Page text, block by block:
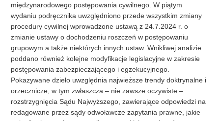
międzynarodowego postępowania cywilnego. W piątym
wydaniu podręcznika uwzględniono przede wszystkim zmiany
procedury cywilnej wprowadzone ustawą z 24.7.2024 r. o
zmianie ustawy o dochodzeniu roszczeń w postępowaniu
grupowym a także niektórych innych ustaw. Wnikliwej analizie
poddano również kolejne modyfikacje legislacyjne w zakresie
postępowania zabezpieczającego i egzekucyjnego.
Pokazywane dzieło uwzględnia najwieższe trendy doktrynalne i
orzecznicze, w tym zwłaszcza – nie zawsze oczywiste –
rozstrzygnięcia Sądu Najwyższego, zawierające odpowiedzi na
redagowane przez sądy odwoławcze zapytania prawne, jakie